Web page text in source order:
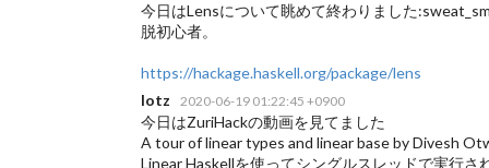
今日はLensについて眺めて終わりました
脱初心者。
https://hackage.haskell.org/package/lens
lotz
2020-06-19 01:22:45 +0900
今日はZuriHackの動画を見てました
A tour of linear types and linear base by Divesh
Linear Haskellを使ってシングルスレッドで実行